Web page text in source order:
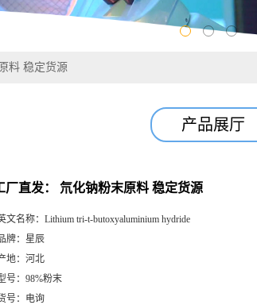
料 稳定货源
产品展厅
厂直发： 氘化钠粉末原料 稳定货源
文名称： Lithium tri-t-butoxyaluminium hydride
牌： 星辰
地： 河北
号： 98%粉末
号： 电询